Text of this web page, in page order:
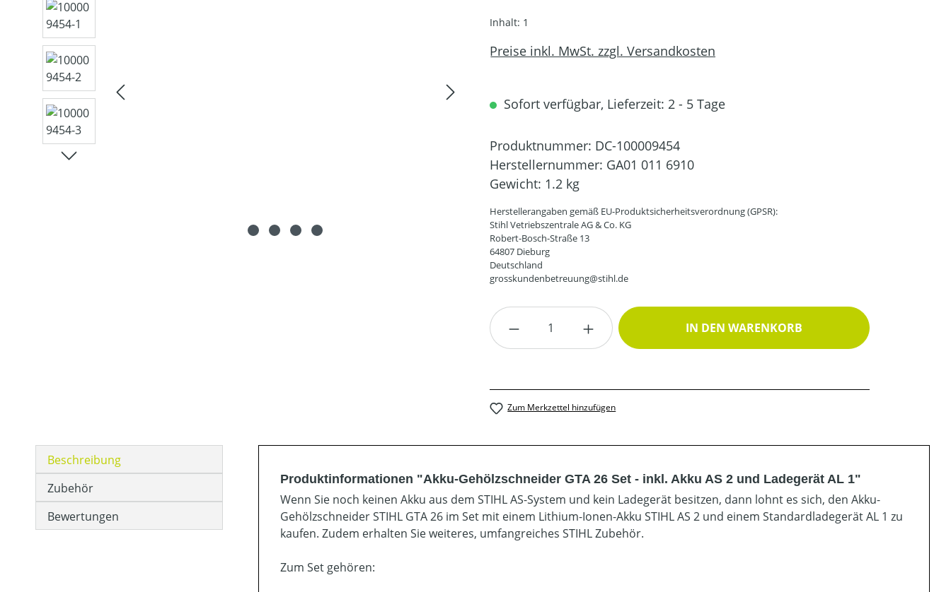
Inhalt: 1
Preise inkl. MwSt. zzgl. Versandkosten
Sofort verfügbar, Lieferzeit: 2 - 5 Tage
Produktnummer: DC-100009454
Herstellernummer: GA01 011 6910
Gewicht: 1.2 kg
Herstellerangaben gemäß EU-Produktsicherheitsverordnung (GPSR):
Stihl Vetriebszentrale AG & Co. KG
Robert-Bosch-Straße 13
64807 Dieburg
Deutschland
grosskundenbetreuung@stihl.de
Produkt Anzahl: Gib den gewünschten Wert ein oder
IN DEN WARENKORB
Zum Merkzettel hinzufügen
Beschreibung
Zubehör
Bewertungen
Produktinformationen "Akku-Gehölzschneider GTA 26 Set - inkl. Akku AS 2 und Ladegerät AL 1"
Wenn Sie noch keinen Akku aus dem STIHL AS-System und kein Ladegerät besitzen, dann lohnt es sich, den Akku-
Gehölzschneider STIHL GTA 26 im Set mit einem Lithium-Ionen-Akku STIHL AS 2 und einem Standardladegerät AL 1 zu
kaufen. Zudem erhalten Sie weiteres, umfangreiches STIHL Zubehör.
Zum Set gehören: